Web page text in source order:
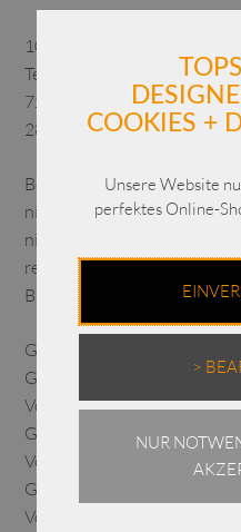
100% Mikrofaser Taft
Technostretch:
72% Polyamid
28% Elasthan
Bei 30 Grad waschbar
nicht chloren
nicht im Trockner trocknen
reinigen
Bügeln bei 1 Punkt
Größen:
Gr. 1 – Brustweite 58 CM –
Vorderteil 56 cm – Gr. 38
Gr. 2 – Brustweite 61 cm –
Vorderteil 58 cm – Gr. 40
Gr. 3 – Brustweite 63 cm –
Vorderteil 61 cm – Gr. 42
COOKIES +
Unsere Website
perfektes Online-
>
NUR